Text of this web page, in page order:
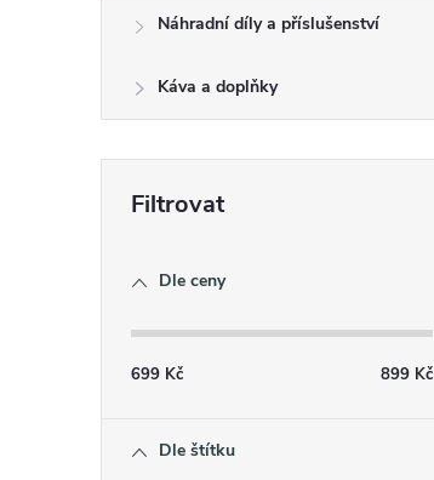
n
Náhradní díly a příslušenství
Káva a doplňky
Dle ceny
699 Kč 899 Kč
Dle štítku